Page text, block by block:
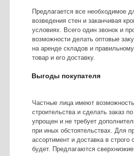
Предлагается все необходимое
возведения стен и заканчивая
условиях. Всего один звонок и
возможности делать оптовые
на аренде складов и
товар и его доставку.
Выгоды покупателя
Частные лица имеют
строительства и сделать заказ
упрощен и не требует
при иных обстоятельствах. Для
ассортимент и доставка в
будет. Предлагаются